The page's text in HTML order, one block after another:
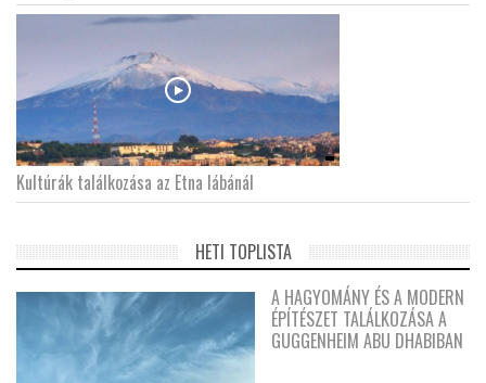
Kultúrák találkozása az Etna lábánál
HETI TOPLISTA
A HAGYOMÁNY ÉS A MODERN
ÉPÍTÉSZET TALÁLKOZÁSA A
GUGGENHEIM ABU DHABIBAN